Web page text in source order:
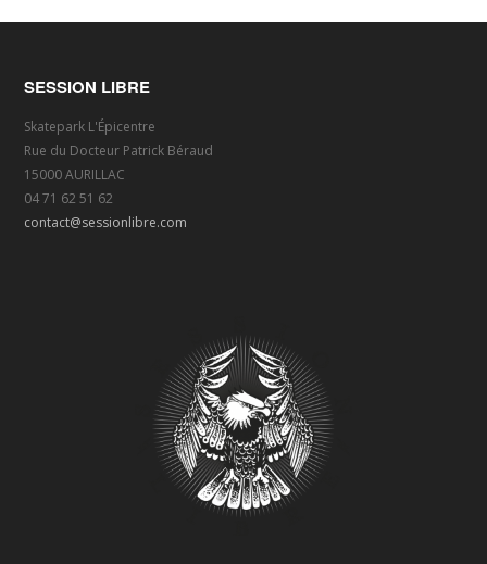
SESSION LIBRE
Skatepark L'Épicentre
Rue du Docteur Patrick Béraud
15000 AURILLAC
04 71 62 51 62
contact@sessionlibre.com